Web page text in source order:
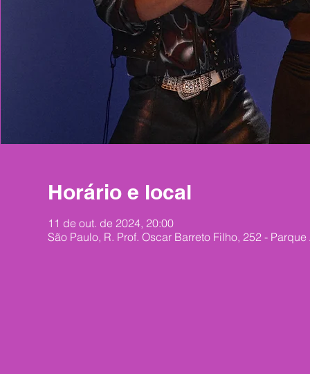
Horário e local
11 de out. de 2024, 20:00
São Paulo, R. Prof. Oscar Barreto Filho, 252 -